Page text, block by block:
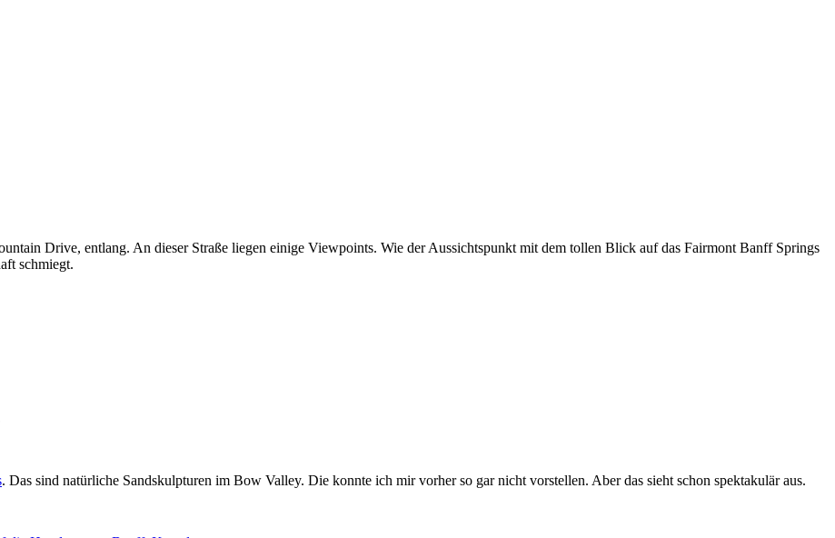
Drive, entlang. An dieser Straße liegen einige Viewpoints. Wie der Aussichtspunkt mit dem tollen Blick auf das Fairmont Banff Springs
schmiegt.
. Das sind natürliche Sandskulpturen im Bow Valley. Die konnte ich mir vorher so gar nicht vorstellen. Aber das sieht schon spektakulär aus.